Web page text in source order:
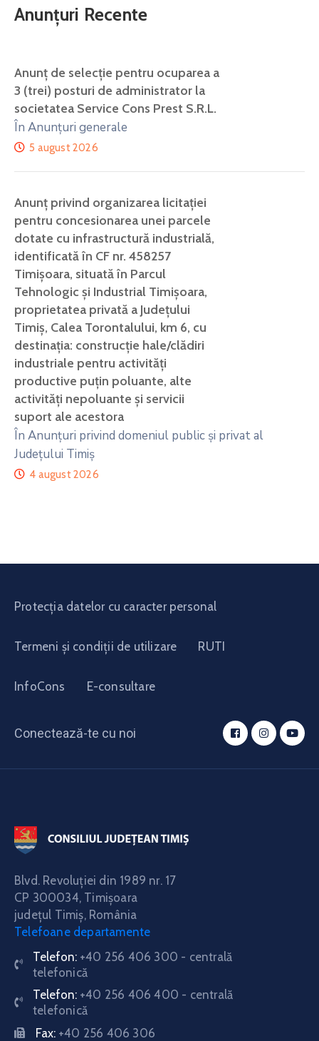
Anunțuri Recente
Anunţ de selecţie pentru ocuparea a
3 (trei) posturi de administrator la
societatea Service Cons Prest S.R.L.
În Anunțuri generale
5 august 2026
Anunț privind organizarea licitației
pentru concesionarea unei parcele
dotate cu infrastructură industrială,
identificată în CF nr. 458257
Timișoara, situată în Parcul
Tehnologic și Industrial Timișoara,
proprietatea privată a Județului
Timiș, Calea Torontalului, km 6, cu
destinația: construcție hale/clădiri
industriale pentru activități
productive puțin poluante, alte
activități nepoluante și servicii
suport ale acestora
În Anunțuri privind domeniul public și privat al
Județului Timiș
4 august 2026
Protecția datelor cu caracter personal
Termeni și condiții de utilizare RUTI
InfoCons E-consultare
Conectează-te cu noi
Blvd. Revoluţiei din 1989 nr. 17
CP 300034, Timişoara
judeţul Timiş, România
Telefoane departamente
Telefon: +40 256 406 300 - centrală
telefonică
Telefon: +40 256 406 400 - centrală
telefonică
Fax: +40 256 406 306